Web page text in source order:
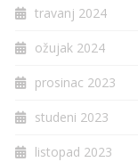
travanj 2024
ožujak 2024
prosinac 2023
studeni 2023
listopad 2023